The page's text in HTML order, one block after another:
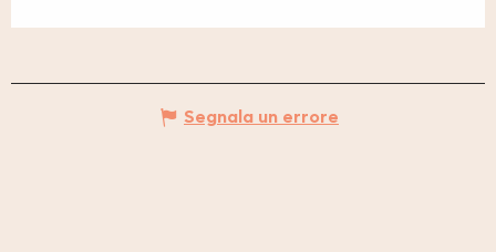
Segnala un errore